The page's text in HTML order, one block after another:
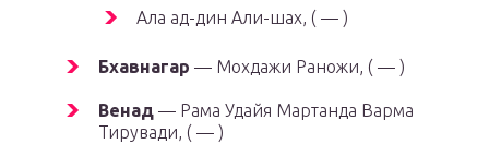
Ала ад-дин Али-шах, ( — )
Бхавнагар — Мохдажи Раножи, ( — )
Венад — Рама Удайя Мартанда Варма
Тирувади, ( — )